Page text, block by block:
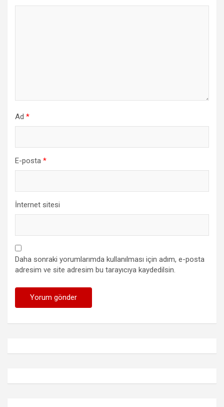
Ad *
E-posta *
İnternet sitesi
Daha sonraki yorumlarımda kullanılması için adım, e-posta
adresim ve site adresim bu tarayıcıya kaydedilsin.